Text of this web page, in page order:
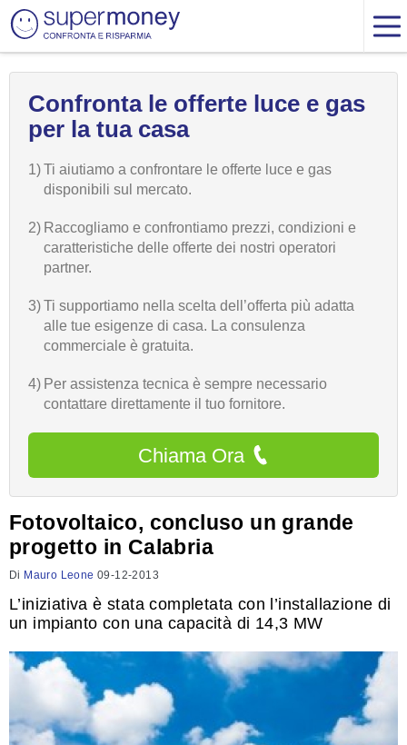
Confronta le offerte luce e gas
per la tua casa
1)Ti aiutiamo a confrontare le offerte luce e gas
disponibili sul mercato.
2) Raccogliamo e confrontiamo prezzi, condizioni e
caratteristiche delle offerte dei nostri operatori
partner.
3)Ti supportiamo nella scelta dell’offerta più adatta
alle tue esigenze di casa. La consulenza
commerciale è gratuita.
4) Per assistenza tecnica è sempre necessario
contattare direttamente il tuo fornitore.
Chiama Ora
Fotovoltaico, concluso un grande
progetto in Calabria
Di Mauro Leone 09-12-2013
L’iniziativa è stata completata con l’installazione di
un impianto con una capacità di 14,3 MW